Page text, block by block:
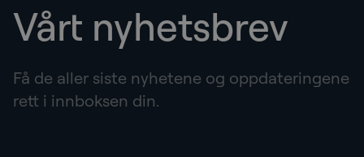
Vårt nyhetsbrev
Få de aller siste nyhetene og oppdateringene
rett i innboksen din.